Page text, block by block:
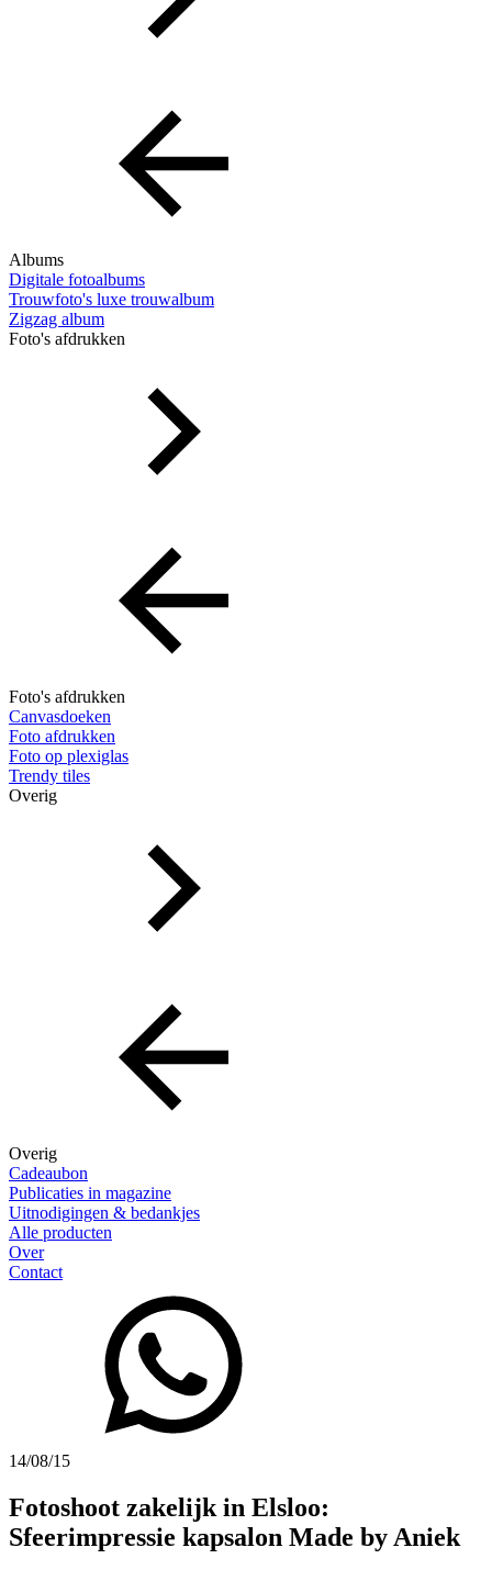
Albums
Digitale fotoalbums
Trouwfoto's luxe trouwalbum
Zigzag album
Foto's afdrukken
Foto's afdrukken
Canvasdoeken
Foto afdrukken
Foto op plexiglas
Trendy tiles
Overig
Overig
Cadeaubon
Publicaties in magazine
Uitnodigingen & bedankjes
Alle producten
Over
Contact
14/08/15
Fotoshoot zakelijk in Elsloo:
Sfeerimpressie kapsalon Made by Aniek